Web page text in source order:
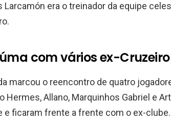
Larcamón era o treinador da equipe
com vários ex-Cruzeiro
marcou o reencontro de quatro
Hermes, Allano, Marquinhos Gabriel e
e ficaram frente a frente com o ex-clube.